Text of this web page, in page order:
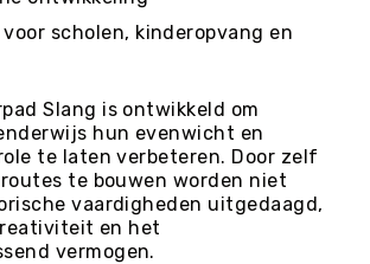
scholen, kinderopvang en
Slang is ontwikkeld om
hun evenwicht en
te laten verbeteren. Door zelf
te bouwen worden niet
vaardigheden uitgedaagd,
en het
vermogen.